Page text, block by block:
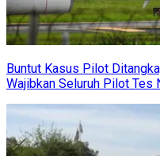
Buntut Kasus Pilot
Wajibkan Seluruh Pilot Tes